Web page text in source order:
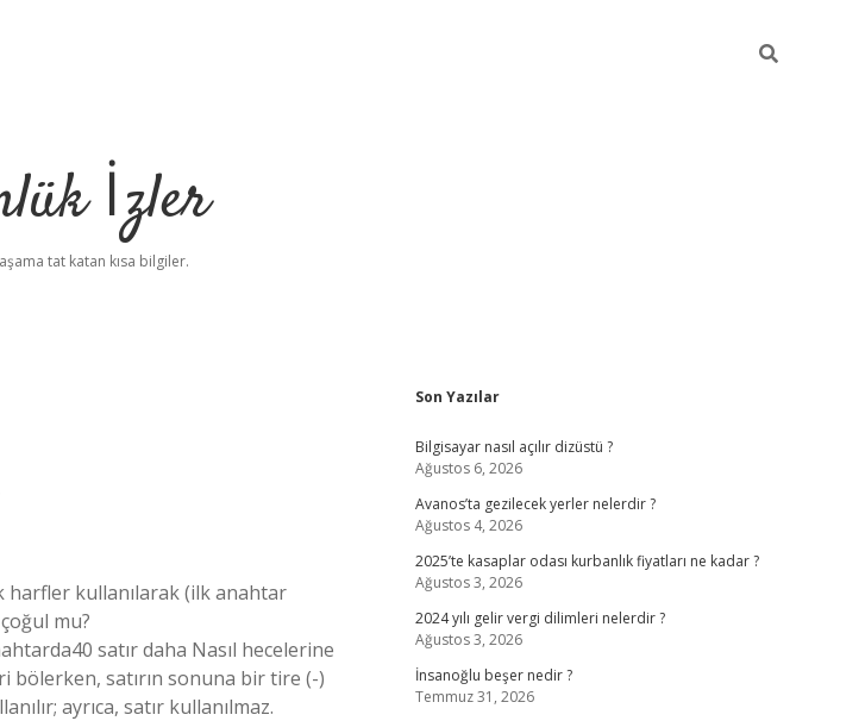
İzler
tat katan kısa bilgiler.
harfler kullanılarak (ilk anahtar
mu?
satır daha Nasıl hecelerine
bölerken, satırın sonuna bir tire (-)
ayrıca, satır kullanılmaz.
Sidebar
Son Yazılar
Bilgisayar nasıl açılır dizüstü ?
Ağustos 6, 2026
Avanos’ta gezilecek yerler nelerdir ?
Ağustos 4, 2026
2025’te kasaplar odası kurbanlık fiyatları ne kadar ?
Ağustos 3, 2026
2024 yılı gelir vergi dilimleri nelerdir ?
Ağustos 3, 2026
İnsanoğlu beşer nedir ?
Temmuz 31, 2026